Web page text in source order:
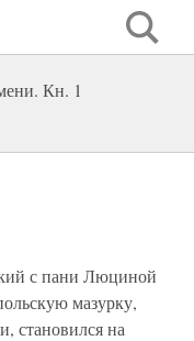
Кн. 1
с пани Люциной
мазурку,
становился на